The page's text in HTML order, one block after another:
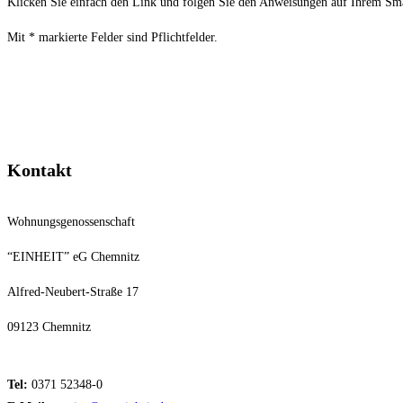
Mit * markierte Felder sind Pflichtfelder.
Kontakt
Wohnungsgenossenschaft
“EINHEIT” eG Chemnitz
Alfred-Neubert-Straße 17
09123 Chemnitz
Tel: 0371 52348-0